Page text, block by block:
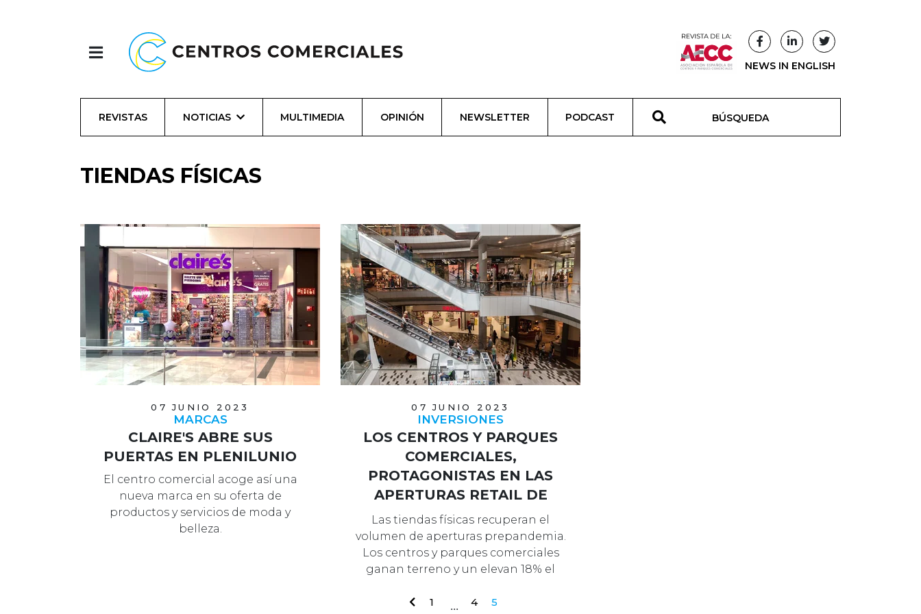
NEWS IN ENGLISH
REVISTAS NOTICIAS MULTIMEDIA OPINIÓN NEWSLETTER PODCAST
TIENDAS FÍSICAS
07 JUNIO 2023
MARCAS
CLAIRE'S ABRE SUS
PUERTAS EN PLENILUNIO
El centro comercial acoge así una
nueva marca en su oferta de
productos y servicios de moda y
belleza.
07 JUNIO 2023
INVERSIONES
LOS CENTROS Y PARQUES
COMERCIALES,
PROTAGONISTAS EN LAS
APERTURAS RETAIL DE
2022
Las tiendas físicas recuperan el
volumen de aperturas prepandemia.
Los centros y parques comerciales
ganan terreno y un elevan 18% el
1
... 4 5